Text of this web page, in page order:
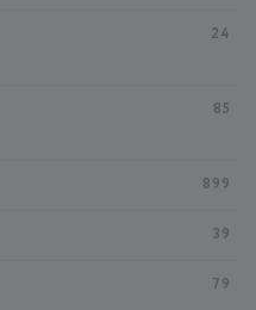
24
85
899
39
79